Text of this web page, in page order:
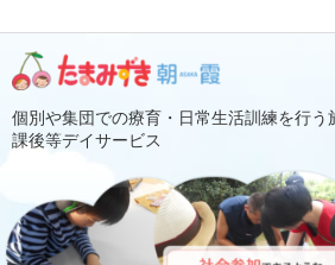
個別や集団での療育・日常生活訓練を行
課後等デイサービス